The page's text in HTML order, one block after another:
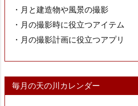
・月と建造物や風景の撮影
・月の撮影時に役立つアイテム
・月の撮影計画に役立つアプリ
毎月の天の川カレンダー